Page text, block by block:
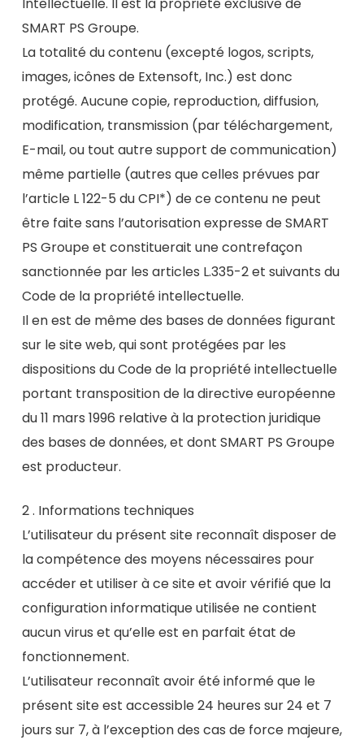
SMART PS Groupe.
La totalité du contenu (excepté logos, scripts,
images, icônes de Extensoft, Inc.) est donc
protégé. Aucune copie, reproduction, diffusion,
modification, transmission (par téléchargement,
E-mail, ou tout autre support de communication)
même partielle (autres que celles prévues par
l’article L 122-5 du CPI*) de ce contenu ne peut
être faite sans l’autorisation expresse de SMART
PS Groupe et constituerait une contrefaçon
sanctionnée par les articles L.335-2 et suivants du
Code de la propriété intellectuelle.
Il en est de même des bases de données figurant
sur le site web, qui sont protégées par les
dispositions du Code de la propriété intellectuelle
portant transposition de la directive européenne
du 11 mars 1996 relative à la protection juridique
des bases de données, et dont SMART PS Groupe
est producteur.
2 . Informations techniques
L’utilisateur du présent site reconnaît disposer de
la compétence des moyens nécessaires pour
accéder et utiliser à ce site et avoir vérifié que la
configuration informatique utilisée ne contient
aucun virus et qu’elle est en parfait état de
fonctionnement.
L’utilisateur reconnaît avoir été informé que le
présent site est accessible 24 heures sur 24 et 7
jours sur 7, à l’exception des cas de force majeure,